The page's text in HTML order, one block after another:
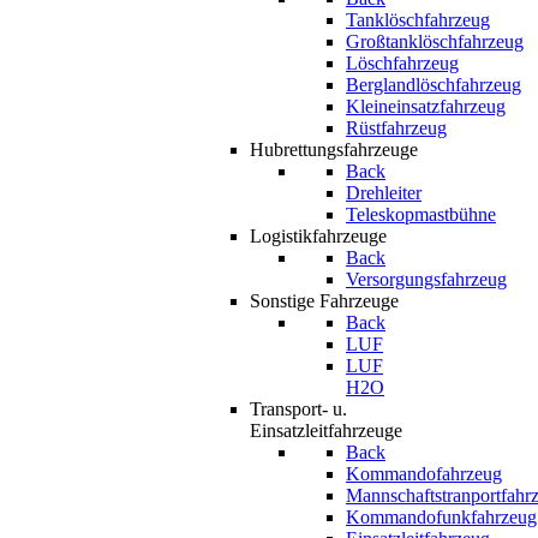
Tanklöschfahrzeug
Großtanklöschfahrzeug
Löschfahrzeug
Berglandlöschfahrzeug
Kleineinsatzfahrzeug
Rüstfahrzeug
Hubrettungsfahrzeuge
Back
Drehleiter
Teleskopmastbühne
Logistikfahrzeuge
Back
Versorgungsfahrzeug
Sonstige Fahrzeuge
Back
LUF
LUF
H2O
Transport- u.
Einsatzleitfahrzeuge
Back
Kommandofahrzeug
Kommandofunkfahrzeug